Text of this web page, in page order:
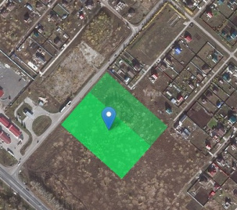
Перейти к основному содержанию